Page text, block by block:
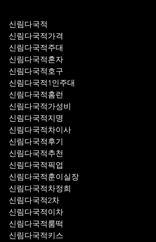
신림다국적
신림다국적가격
신림다국적주대
신림다국적혼자
신림다국적호구
신림다국적1인주대
신림다국적홈런
신림다국적가성비
신림다국적지명
신림다국적차이사
신림다국적후기
신림다국적추천
신림다국적훈이실장
신림다국적차정희
신림다국적2차
신림다국적이차
신림다국적룸떡
신림다국적키스